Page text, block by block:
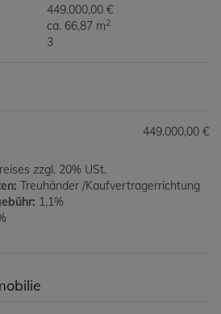
449.000,00 €
ca. 66,87 m2
3
449.000,00 €
zzgl. 20% USt.
Treuhänder /Kaufvertragerrichtung
1,1%